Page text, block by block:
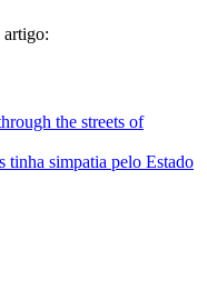
artigo:
the streets of
tinha simpatia pelo Estado